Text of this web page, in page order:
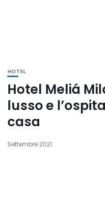
HOTEL
Hotel Meliá
lusso e
casa
Settembre 2021